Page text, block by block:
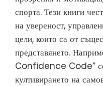
спорта. Тези книги
на увереност,
цели, които са от
представянето.
Confidence Code”
култивирането на